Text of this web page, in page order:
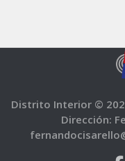
Distrito Interior ©
Dirección: